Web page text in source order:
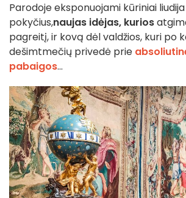
Parodoje eksponuojami kūriniai liudija
pokyčius,naujas idėjas, kurios
pagreitį, ir kovą dėl valdžios, kuri po
dešimtmečių privedė prie
pabaigos...